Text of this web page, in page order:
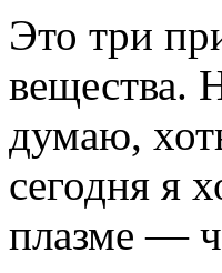
Это три
вещества.
думаю,
сегодня я
плазме —